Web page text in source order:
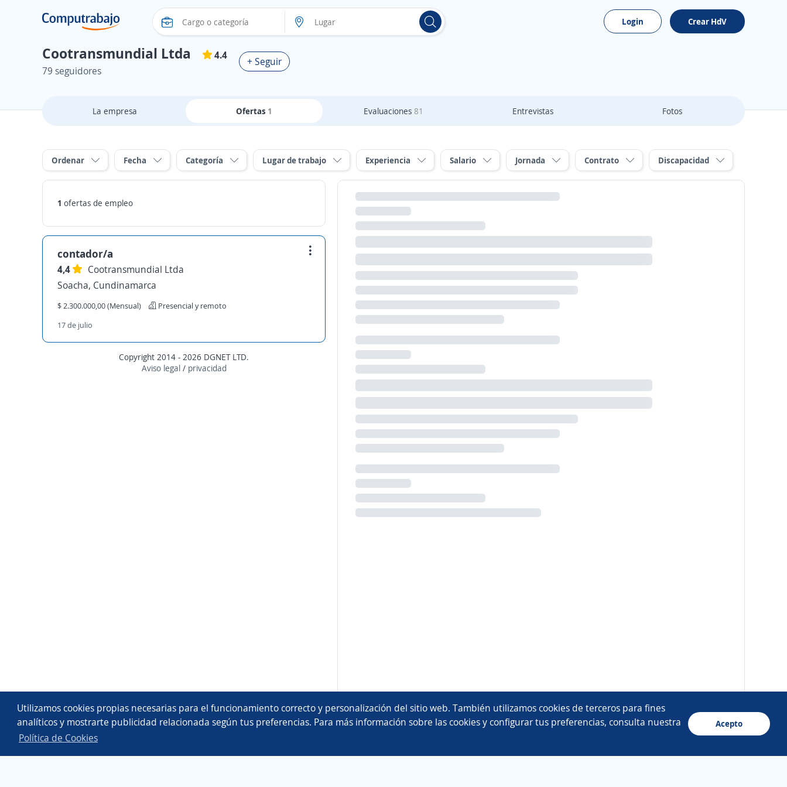
Utilizamos cookies propias necesarias para el funcionamiento correcto y personalización del sitio web. También utilizamos cookies de terceros para fines
analíticos y mostrarte publicidad relacionada según tus preferencias. Para más información sobre las cookies y configurar tus preferencias, consulta nuestra
Política de Cookies
Acepto
Login Crear HdV
Cootransmundial Ltda
4.4
79 seguidores
+ Seguir
La empresa Ofertas 1 Evaluaciones 81 Entrevistas Fotos
Ordenar Fecha Categoría Lugar de trabajo Experiencia Salario Jornada Contrato Discapacidad
1 ofertas de empleo
contador/a
4,4
Cootransmundial Ltda
Soacha, Cundinamarca
$ 2.300.000,00 (Mensual)
Presencial y remoto
17 de julio
Copyright 2014 - 2026 DGNET LTD.
Aviso legal/ privacidad